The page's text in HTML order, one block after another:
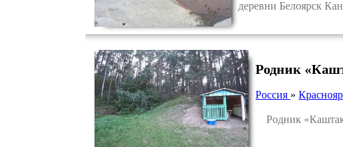
деревни Белоярск
Родник
Россия »
Родник